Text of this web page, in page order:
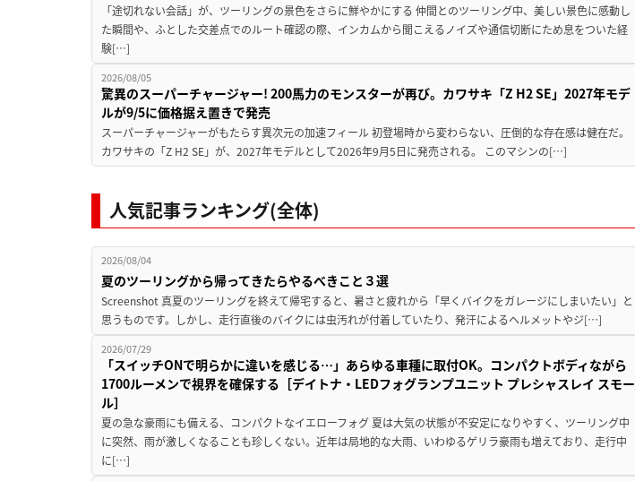
「途切れない会話」が、ツーリングの景色をさらに鮮やかにする 仲間とのツーリング中、美しい景色に感動し
た瞬間や、ふとした交差点でのルート確認の際、インカムから聞こえるノイズや通信切断にため息をついた経
験[…]
2026/08/05
驚異のスーパーチャージャー! 200馬力のモンスターが再び。カワサキ「Z H2 SE」2027年モデ
ルが9/5に価格据え置きで発売
スーパーチャージャーがもたらす異次元の加速フィール 初登場時から変わらない、圧倒的な存在感は健在だ。
カワサキの「Z H2 SE」が、2027年モデルとして2026年9月5日に発売される。 このマシンの[…]
人気記事ランキング(全体)
2026/08/04
夏のツーリングから帰ってきたらやるべきこと３選
Screenshot 真夏のツーリングを終えて帰宅すると、暑さと疲れから「早くバイクをガレージにしまいたい」と
思うものです。しかし、走行直後のバイクには虫汚れが付着していたり、発汗によるヘルメットやジ[…]
2026/07/29
「スイッチONで明らかに違いを感じる…」あらゆる車種に取付OK。コンパクトボディながら
1700ルーメンで視界を確保する［デイトナ・LEDフォグランプユニット プレシャスレイ スモー
ル］
夏の急な豪雨にも備える、コンパクトなイエローフォグ 夏は大気の状態が不安定になりやすく、ツーリング中
に突然、雨が激しくなることも珍しくない。近年は局地的な大雨、いわゆるゲリラ豪雨も増えており、走行中
に[…]